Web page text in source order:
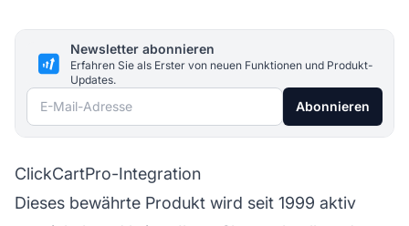
Newsletter abonnieren
Erfahren Sie als Erster von neuen Funktionen und Produkt-
Updates.
E-Mail-Adresse Abonnieren
ClickCartPro-Integration
Dieses bewährte Produkt wird seit 1999 aktiv